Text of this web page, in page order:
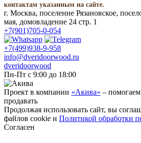
контактам указанным на сайте.
г. Москва, поселение Рязановское,
мая, домовладение 24 стр. 1
+7(901)705-0-054
+7(499)938-9-958
info@dveridoorwood.ru
dveridoorwood
Пн-Пт с 9:00 до 18:00
Проект в компании «Акива» –
продавать
Продолжая использовать сайт, вы
файлов cookie и Политикой обработки
Согласен